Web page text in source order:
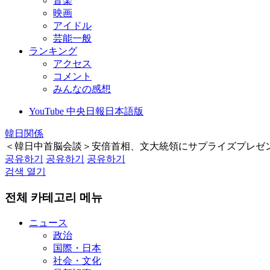
映画
アイドル
芸能一般
ランキング
アクセス
コメント
みんなの感想
YouTube 中央日報日本語版
韓日関係
＜韓日中首脳会談＞安倍首相、文大統領にサプライズプレゼ
공유하기
공유하기
공유하기
검색 열기
전체 카테고리 메뉴
ニュース
政治
国際・日本
社会・文化